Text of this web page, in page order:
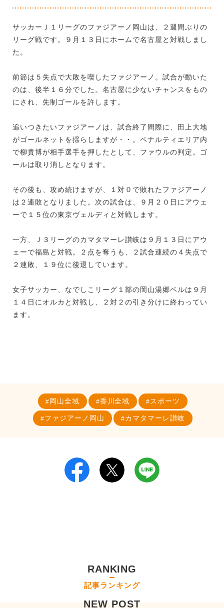
サッカーＪ１リーグのファジアーノ岡山は、２週間ぶりの
リーグ戦です。９月１３日にホームで名古屋と対戦しまし
た。
前節は５失点で大敗を喫したファジアーノ。試合が動いた
のは、後半１６分でした。名古屋に少ないチャンスをもの
にされ、先制ゴールを許します。
追いつきたいファジアーノは、試合終了間際に、田上大地
がゴールネットを揺らしますが・・。ペナルティエリア内
で柳貴博が相手選手を押したとして、ファウルの判定。ゴ
ールは取り消しとなります。
その後も、攻め続けますが、１対０で敗れたファジアーノ
は２連敗となりました。次の試合は、９月２０日にアウェ
ーで１５位の東京ヴェルディと対戦します。
一方、Ｊ３リーグのカマタマーレ讃岐は９月１３日にアウ
ェーで福島と対戦。２点を奪うも、２試合連続の４失点で
２連敗、１９位に後退しています。
女子サッカー、なでしこリーグ１部の岡山湯郷ベルは９月
１４日にオルカと対戦し、２対２の引き分けに終わってい
ます。
岡山全域 香川全域 スポーツ
ファジアーノ岡山 カマタマーレ讃岐
RANKING
記事ランキング
NEW POST